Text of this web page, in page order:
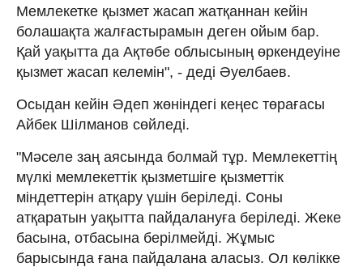
Мемлекетке қызмет жасап жатқаннан кейін
болашақта жалғастырамын деген ойым бар.
Қай уақытта да Ақтөбе облысының өркендеуіне
қызмет жасап келемін", - деді Әуелбаев.
Осыдан кейін Әдеп жөніндегі кеңес төрағасы
Айбек Шілманов сөйледі.
"Мәселе заң аясында болмай тұр. Мемлекеттің
мүлкі мемлекеттік қызметшіге қызметтік
міндеттерін атқару үшін беріледі. Соны
атқаратын уақытта пайдалануға беріледі. Жеке
басына, отбасына берілмейді. Жұмыс
барысында ғана пайдалана аласыз. Ол көлікке